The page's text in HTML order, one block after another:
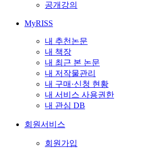
공개강의
MyRISS
내 추천논문
내 책장
내 최근 본 논문
내 저작물관리
내 구매·신청 현황
내 서비스 사용권한
내 관심 DB
회원서비스
회원가입